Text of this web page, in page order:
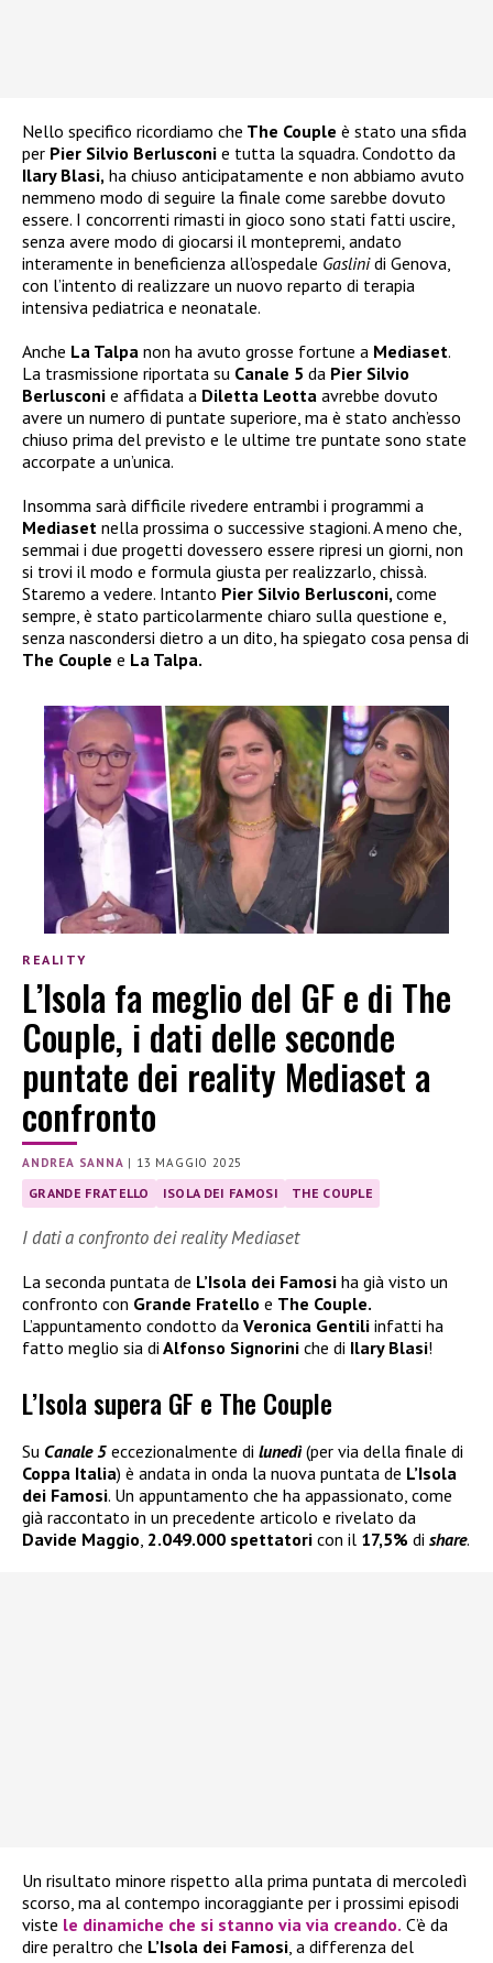
Nello specifico ricordiamo che The Couple è stato una sfida
per Pier Silvio Berlusconi e tutta la squadra. Condotto da
Ilary Blasi, ha chiuso anticipatamente e non abbiamo avuto
nemmeno modo di seguire la finale come sarebbe dovuto
essere. I concorrenti rimasti in gioco sono stati fatti uscire,
senza avere modo di giocarsi il montepremi, andato
interamente in beneficienza all’ospedale Gaslinidi Genova,
con l’intento di realizzare un nuovo reparto di terapia
intensiva pediatrica e neonatale.
Anche La Talpa non ha avuto grosse fortune a Mediaset.
La trasmissione riportata su Canale 5 da Pier Silvio
Berlusconi e affidata a Diletta Leotta avrebbe dovuto
avere un numero di puntate superiore, ma è stato anch’esso
chiuso prima del previsto e le ultime tre puntate sono state
accorpate a un’unica.
Insomma sarà difficile rivedere entrambi i programmi a
Mediaset nella prossima o successive stagioni. A meno che,
semmai i due progetti dovessero essere ripresi un giorni, non
si trovi il modo e formula giusta per realizzarlo, chissà.
Staremo a vedere. Intanto Pier Silvio Berlusconi, come
sempre, è stato particolarmente chiaro sulla questione e,
senza nascondersi dietro a un dito, ha spiegato cosa pensa di
The Couple e La Talpa.
REALITY
L’Isola fa meglio del GF e di The
Couple, i dati delle seconde
puntate dei reality Mediaset a
confronto
ANDREA SANNA | 13 MAGGIO 2025
GRANDE FRATELLO ISOLA DEI FAMOSI THE COUPLE
I dati a confronto dei reality Mediaset
La seconda puntata de L’Isola dei Famosi ha già visto un
confronto con Grande Fratello e The Couple.
L’appuntamento condotto da Veronica Gentili infatti ha
fatto meglio sia di Alfonso Signorini che di Ilary Blasi!
L’Isola supera GF e The Couple
Su Canale 5 eccezionalmente di lunedì(per via della finale di
Coppa Italia) è andata in onda la nuova puntata de L’Isola
dei Famosi. Un appuntamento che ha appassionato, come
già raccontato in un precedente articolo e rivelato da
Davide Maggio, 2.049.000 spettatori con il 17,5% di share.
Un risultato minore rispetto alla prima puntata di mercoledì
scorso, ma al contempo incoraggiante per i prossimi episodi
viste le dinamiche che si stanno via via creando. C’è da
dire peraltro che L’Isola dei Famosi, a differenza del